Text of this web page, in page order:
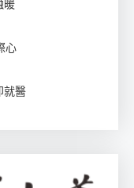
暖
心
就醫